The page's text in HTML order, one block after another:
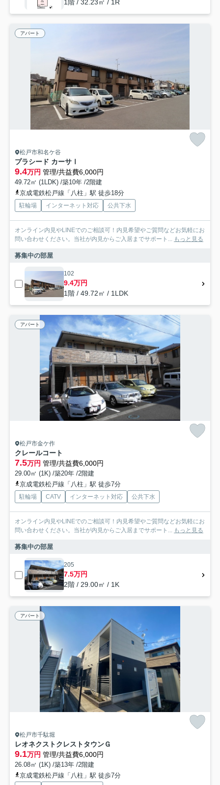
1階 / 32.23㎡ / 1R
アパート
松戸市和名ケ谷
プラシード カーサⅠ
9.4万円 管理/共益費6,000円
49.72㎡ (1LDK) /築10年 /2階建
京成電鉄松戸線「八柱」駅 徒歩18分
駐輪場 インターネット対応 公共下水
オンライン内見やLINEでのご相談可！内見希望やご質問などお気軽にお
問い合わせください。当社が内見からご入居までサポート... もっと見る
募集中の部屋
102
9.4万円
1階 / 49.72㎡ / 1LDK
アパート
松戸市金ケ作
クレールコート
7.5万円 管理/共益費6,000円
29.00㎡ (1K) /築20年 /2階建
京成電鉄松戸線「八柱」駅 徒歩7分
駐輪場 CATV インターネット対応 公共下水
オンライン内見やLINEでのご相談可！内見希望やご質問などお気軽にお
問い合わせください。当社が内見からご入居までサポート... もっと見る
募集中の部屋
205
7.5万円
2階 / 29.00㎡ / 1K
アパート
松戸市千駄堀
レオネクストクレストタウンＧ
9.1万円 管理/共益費6,000円
26.08㎡ (1K) /築13年 /2階建
京成電鉄松戸線「八柱」駅 徒歩7分